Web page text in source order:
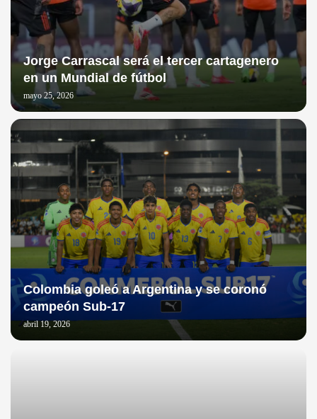
Jorge Carrascal será el tercer cartagenero
en un Mundial de fútbol
mayo 25, 2026
Colombia goleó a Argentina y se coronó
campeón Sub-17
abril 19, 2026